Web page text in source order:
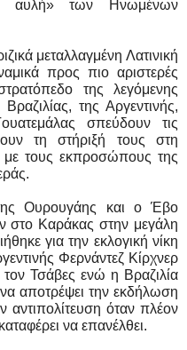
αυλή» των Ηνωμένων
μεταλλαγμένη Λατινική
προς πιο αριστερές
της λεγόμενης
της Αργεντινής,
σπεύδουν τις
τη στήριξή τους στη
με τους εκπροσώπους της
Ουρουγάης και ο Έβο
στο Καράκας στην μεγάλη
για την εκλογική νίκη
Φερνάντεζ Κίρχνερ
τον Τσάβες ενώ η Βραζιλία
να αποτρέψει την εκδήλωση
αντιπολίτευση όταν πλέον
να επανέλθει.